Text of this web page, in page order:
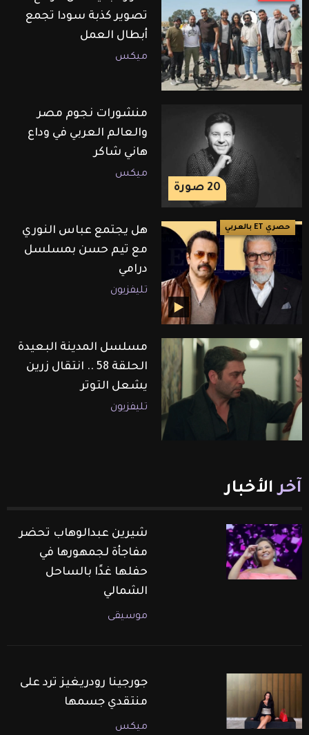
تصوير كذبة سودا تجمع
أبطال العمل
ميكس
20 صورة
منشورات نجوم مصر
والعالم العربي في وداع
هاني شاكر
ميكس
حصري ET بالعربي
هل يجتمع عباس النوري
مع تيم حسن بمسلسل
درامي
تليفزيون
مسلسل المدينة البعيدة
الحلقة 58 .. انتقال زرين
يشعل التوتر
تليفزيون
آخر الأخبار
شيرين عبدالوهاب تحضر
مفاجأة لجمهورها في
حفلها غدًا بالساحل
الشمالي
موسيقى
جورجينا رودريغيز ترد على
منتقدي جسمها
ميكس